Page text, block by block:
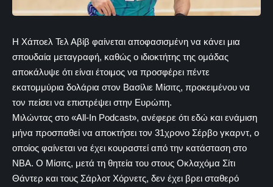
Η Χάποελ Τελ Αβίβ φαίνεται αποφασισμένη να κάνει μια
σπουδαία μεταγραφή, καθώς ο ιδιοκτήτης της ομάδας
αποκάλυψε ότι είναι έτοιμος να προσφέρει πέντε
εκατομμύρια δολάρια στον Βασίλιε Μίσιτς, προκειμένου να
τον πείσει να επιστρέψει στην Ευρώπη.
Μιλώντας στο «All-In Podcast», ανέφερε ότι εδώ και ενάμιση
μήνα προσπαθεί να αποκτήσει τον 31χρονο Σέρβο γκαρντ, ο
οποίος φαίνεται να έχει κουραστεί από την κατάσταση στο
ΝΒΑ. Ο Μίσιτς, μετά τη θητεία του στους Οκλαχόμα Σίτι
Θάντερ και τους Σάρλοτ Χόρνετς, δεν έχει βρει σταθερό